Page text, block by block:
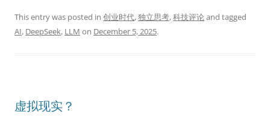
This entry was posted in 创业时代,独立思考,科技评论and tagged
AI, DeepSeek, LLM on December 5, 2025.
虚拟现实？